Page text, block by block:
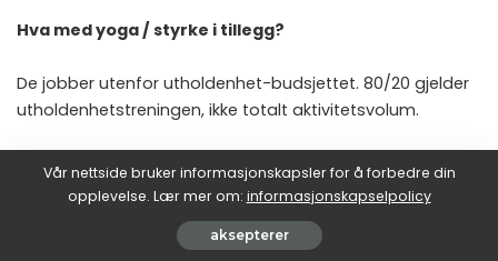
Hva med yoga / styrke i tillegg?
De jobber utenfor utholdenhet-budsjettet. 80/20 gjelder
utholdenhetstreningen, ikke totalt aktivitetsvolum.
Hvor mange uker før plateau?
6-10 uker før første plateau. Da bytter du fokus innen
polariseringen — flere VO2-intervaller, mer terskel-arbeid,
Vår nettside bruker informasjonskapsler for å forbedre din
opplevelse. Lær mer om: informasjonskapselpolicy
aksepterer